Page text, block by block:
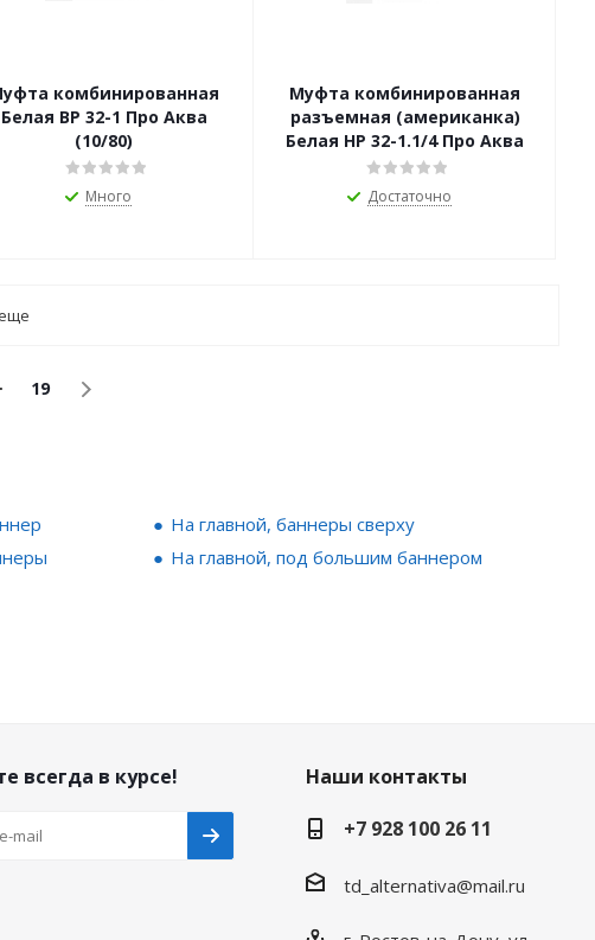
комбинированная
Белая ВР 32-1 Про Аква
(10/80)
Много
Муфта комбинированная
разъемная (американка)
Белая НР 32-1.1/4 Про Аква
Достаточно
19
На главной, баннеры сверху
На главной, под большим баннером
всегда в курсе!
Наши контакты
+7 928 100 26 11
td_alternativa@mail.ru